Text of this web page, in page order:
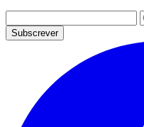
Subscrever